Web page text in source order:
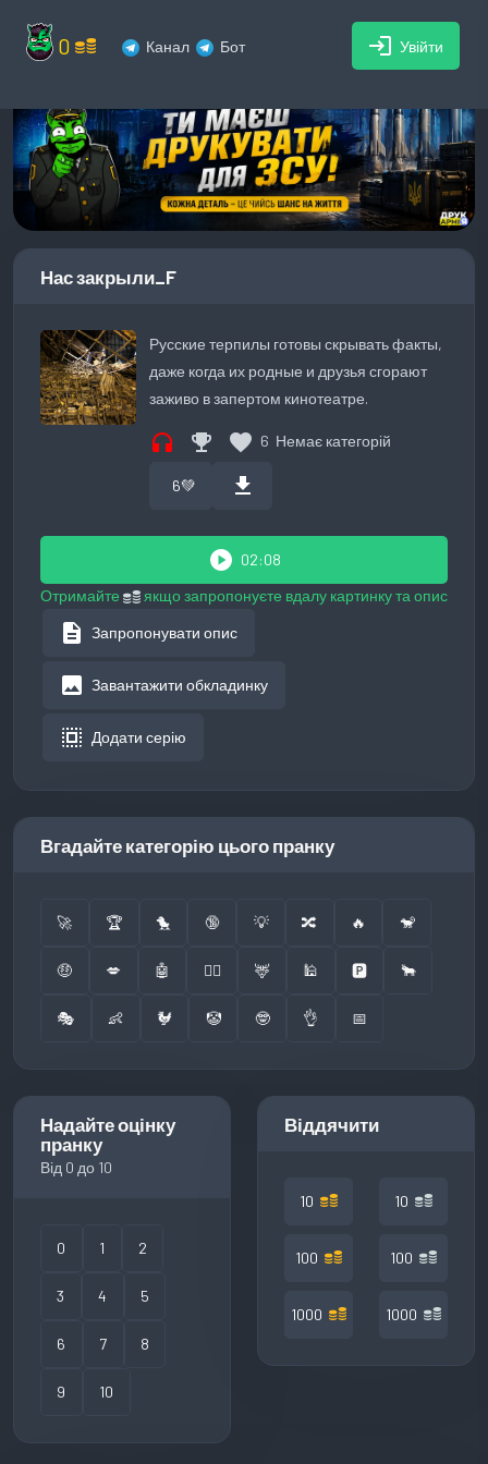
0 Канал Бот login Увійти
Нас закрыли_F
Русские терпилы готовы скрывать факты,
даже когда их родные и друзья сгорают
заживо в запертом кинотеатре.
headphones emoji_events favorite 6 Немає категорій
6💚 download
play_circle 02:08
Отримайте
якщо запропонуєте вдалу картинку та опис
description Запропонувати опис
image Завантажити обкладинку
select_all Додати серію
Вгадайте категорію цього пранку
🚀 🏆 🐤 🔞 💡 🔀 🔥 🐒
🤑 💋 🤖 👮‍♂️ 🦌 🕌 🅿️ 🐂
🎭 👶 🐓 🤡 🤓 👌 📅
Надайте оцінку
пранку
Від 0 до 10
0 1 2
3 4 5
6 7 8
9 10
Віддячити
10
100
1000
10
100
1000